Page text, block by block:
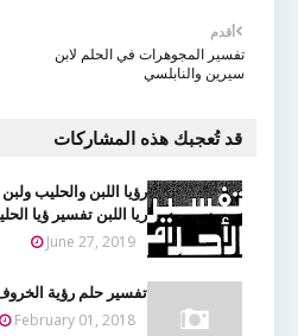
أقدم
تفسير المجوهرات في الحلم لابن
سيرين والنابلسي
قد تُعجبك هذه المشاركات
رؤيا اللبن والحليب
ريا اللبن تفسير ؤيا
June 27, 2019
تفسير حلم رؤية
February 01, 2018